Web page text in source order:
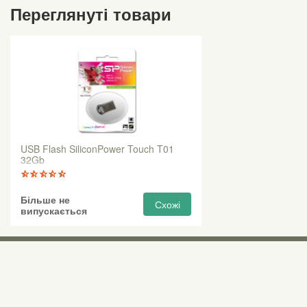
Переглянуті товари
USB Flash SiliconPower Touch T01
32Gb
Більше не
випускається
Схожі